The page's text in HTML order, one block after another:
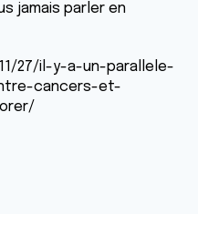
jamais parler en
27/il-y-a-un-parallele-
cancers-et-